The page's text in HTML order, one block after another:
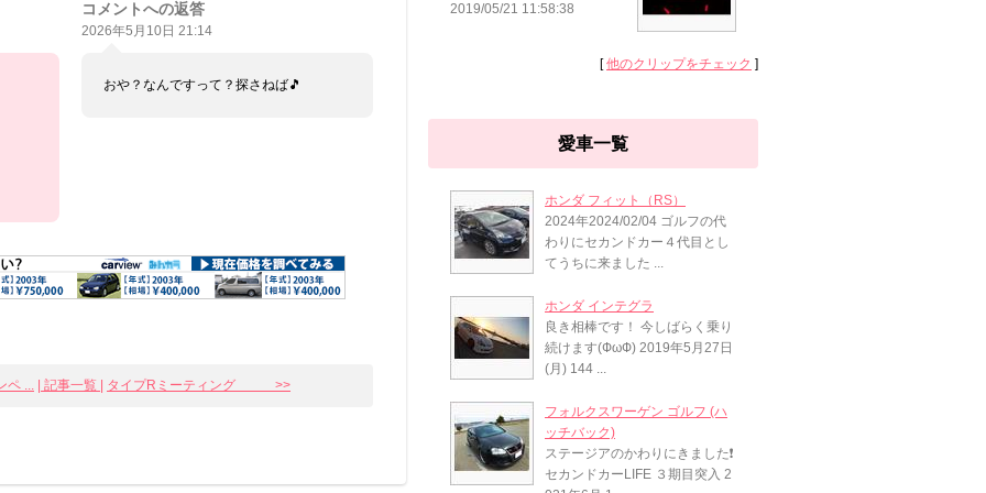
コメントへの返答
2026年5月10日 21:14
おや？なんですって？探さねば🎵
ペ ... | 記事一覧 | タイプRミーティング >>
2019/05/21 11:58:38
[他のクリップをチェック ]
愛車一覧
ホンダ フィット（RS）
2024年2024/02/04 ゴルフの代
わりにセカンドカー４代目とし
てうちに来ました ...
ホンダ インテグラ
良き相棒です！ 今しばらく乗り
続けます(ФωФ) 2019年5月27日
(月) 144 ...
フォルクスワーゲン ゴルフ (ハ
ッチバック)
ステージアのかわりにきました❗
セカンドカーLIFE ３期目突入 2